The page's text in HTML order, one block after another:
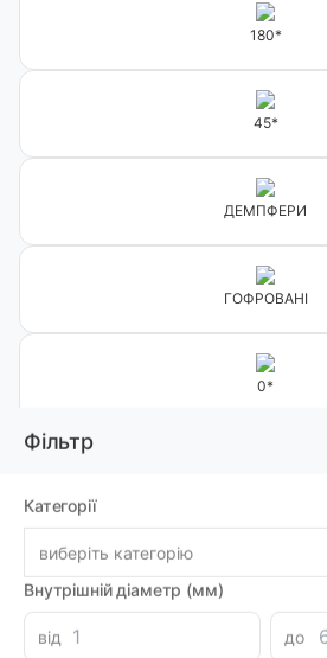
Фільтр
Категорії
виберіть категорію
Внутрішній діаметр (мм)
від
до
180*
45*
ДЕМПФЕРИ
ГОФРОВАНІ
0*
Сортувати: